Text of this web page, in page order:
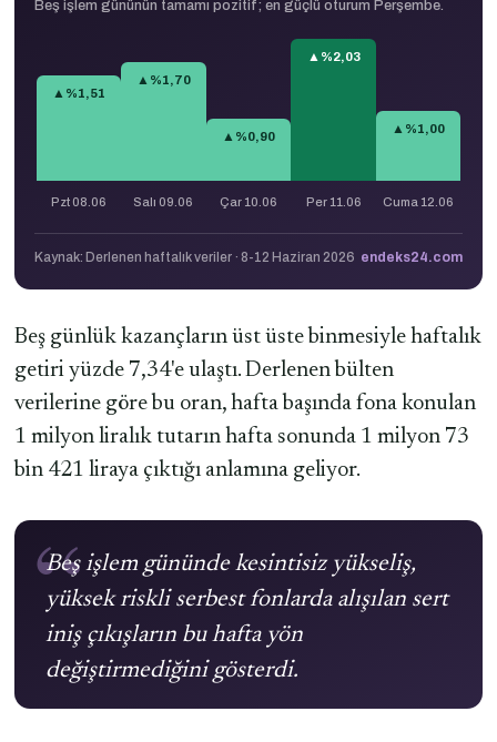
Beş işlem gününün tamamı pozitif; en güçlü oturum Perşembe.
▲%1,51
▲%1,70
▲%0,90
▲%2,03
▲%1,00
Pzt 08.06 Salı 09.06 Çar 10.06 Per 11.06 Cuma 12.06
Kaynak: Derlenen haftalık veriler · 8-12 Haziran 2026 endeks24.com
Beş günlük kazançların üst üste binmesiyle haftalık
getiri yüzde 7,34'e ulaştı. Derlenen bülten
verilerine göre bu oran, hafta başında fona konulan
1 milyon liralık tutarın hafta sonunda 1 milyon 73
bin 421 liraya çıktığı anlamına geliyor.
Beş işlem gününde kesintisiz yükseliş,
yüksek riskli serbest fonlarda alışılan sert
iniş çıkışların bu hafta yön
değiştirmediğini gösterdi.